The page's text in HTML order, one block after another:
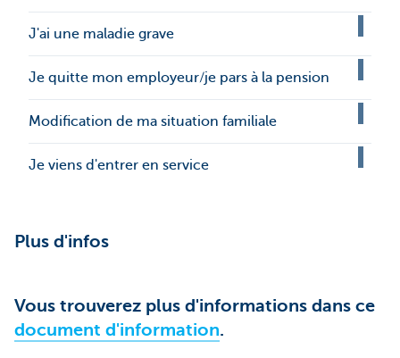
J'ai une maladie grave
Je quitte mon employeur/je pars à la pension
Modification de ma situation familiale
Je viens d'entrer en service
Plus d'infos
Vous trouverez plus d'informations dans ce
document d'information.